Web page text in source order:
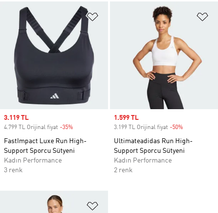
Favori Listesine Ekle
Sale price
3.119 TL
4.799 TL Orijinal fiyat -35%
FastImpact Luxe Run High-
Support Sporcu Sütyeni
Kadın Performance
3 renk
Sale price
1.599 TL
3.199 TL Orijinal fiyat -50%
Ultimateadidas Run High-
Support Sporcu Sütyeni
Kadın Performance
2 renk